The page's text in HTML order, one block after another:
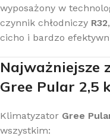
wyposażony w
czynnik chłodniczy R32
cicho i bardzo
Najważniejsze
Gree Pular 2,5
Klimatyzator Gree
wszystkim: